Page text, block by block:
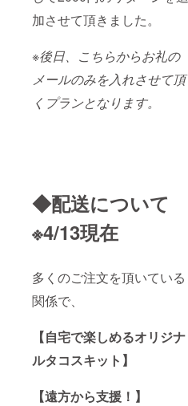
加させて頂きました。
※後日、こちらからお礼の
メールのみを入れさせて頂
くプランとなります。
◆配送について
※4/13現在
多くのご注文を頂いている
関係で、
【自宅で楽しめるオリジナ
ルタコスキット】
【遠方から支援！】